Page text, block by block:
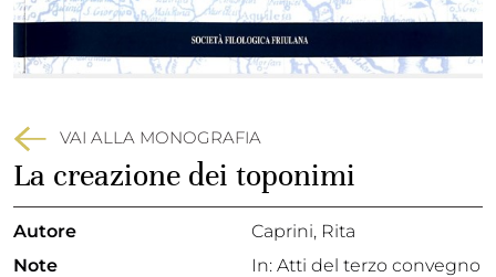
VAI ALLA MONOGRAFIA
La creazione dei toponimi
Autore
Caprini, Rita
Note
In: Atti del terzo convegno